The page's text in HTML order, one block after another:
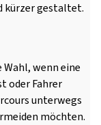
kürzer gestaltet.
wenn eine
oder Fahrer
unterwegs
möchten.